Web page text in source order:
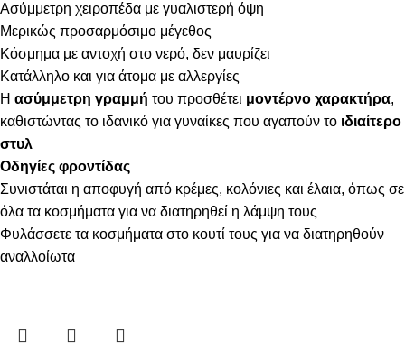
Ασύμμετρη χειροπέδα με γυαλιστερή όψη
Μερικώς προσαρμόσιμο μέγεθος
Κόσμημα με αντοχή στο νερό, δεν μαυρίζει
Κατάλληλο και για άτομα με αλλεργίες
Η ασύμμετρη γραμμή του προσθέτει μοντέρνο χαρακτήρα,
καθιστώντας το ιδανικό για γυναίκες που αγαπούν το ιδιαίτερο
στυλ
Οδηγίες φροντίδας
Συνιστάται η αποφυγή από κρέμες, κολόνιες και έλαια, όπως σε
όλα τα κοσμήματα για να διατηρηθεί η λάμψη τους
Φυλάσσετε τα κοσμήματα στο κουτί τους για να διατηρηθούν
αναλλοίωτα